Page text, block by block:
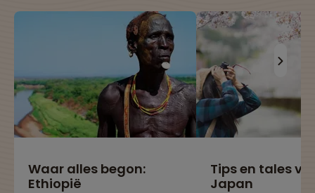
Waar alles begon:
Ethiopië
Tips en tales
Japan